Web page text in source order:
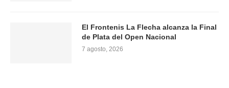
El Frontenis La Flecha alcanza la Final
de Plata del Open Nacional
7 agosto, 2026